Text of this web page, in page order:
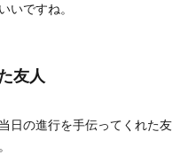
いですね。
友人
日の進行を手伝ってくれた友